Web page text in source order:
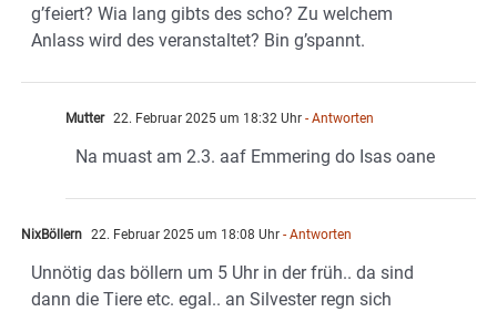
g’feiert? Wia lang gibts des scho? Zu welchem
Anlass wird des veranstaltet? Bin g’spannt.
Mutter 22. Februar 2025 um 18:32 Uhr - Antworten
Na muast am 2.3. aaf Emmering do Isas oane
NixBöllern 22. Februar 2025 um 18:08 Uhr - Antworten
Unnötig das böllern um 5 Uhr in der früh.. da sind
dann die Tiere etc. egal.. an Silvester regn sich